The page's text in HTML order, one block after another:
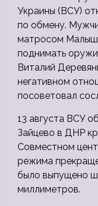
Украины (ВСУ)
по обмену.
матросом
поднимать
Виталий
негативном
посоветовал
13 августа ВСУ
Зайцево в ДНР
Совместном
режима
было выпущено
миллиметров.